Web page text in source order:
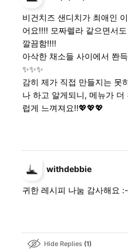
비건치즈 샌디치가 최애인
어요!!!! 모짜렐라 같으면서
깔끔함!!!!
아삭한 채소들 사이에서 쫜
✨✨✨
감히 제가 직접 만들지는 못
나 하고 알게되니, 메뉴가
럽게 느껴져요!!💖💖💖
withdebbie
귀한 레시피 나눔 감사해요
Hide Replies 1